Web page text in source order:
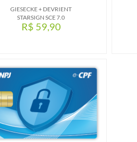
GIESECKE + DEVRIENT
STARSIGN SCE 7.0
R$ 59,90